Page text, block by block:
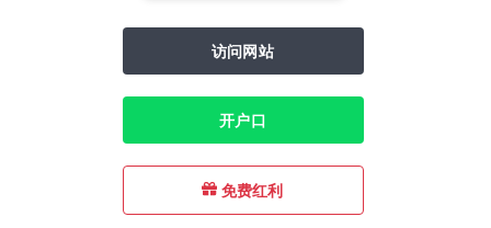
访问网站
开户口
免费红利